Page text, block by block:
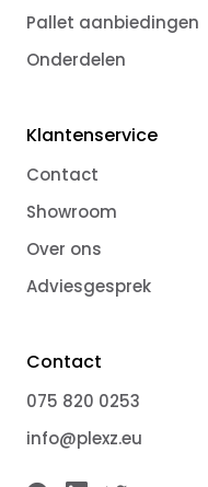
Pallet aanbiedingen
Onderdelen
Klantenservice
Contact
Showroom
Over ons
Adviesgesprek
Contact
075 820 0253
info@plexz.eu